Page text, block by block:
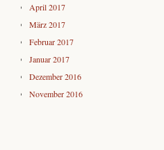
April 2017
März 2017
Februar 2017
Januar 2017
Dezember 2016
November 2016